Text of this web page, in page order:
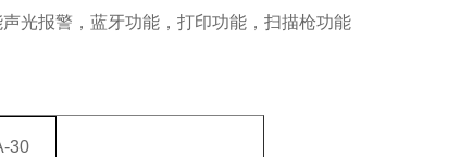
光报警，蓝牙功能，打印功能，扫描枪功能
30